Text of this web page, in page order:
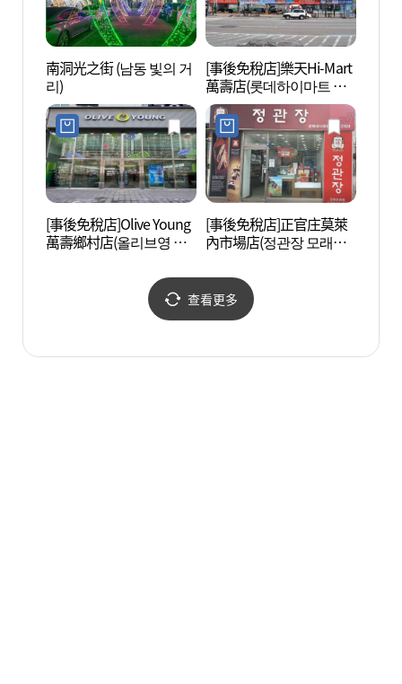
南洞光之街 (남동 빛의 거
리)
[事後免稅店]樂天Hi-Mart
萬壽店(롯데하이마트 만
수점)
[事後免稅店]Olive Young
萬壽鄉村店(올리브영 만
[事後免稅店]正官庄莫萊
內市場店(정관장 모래내
查看更多